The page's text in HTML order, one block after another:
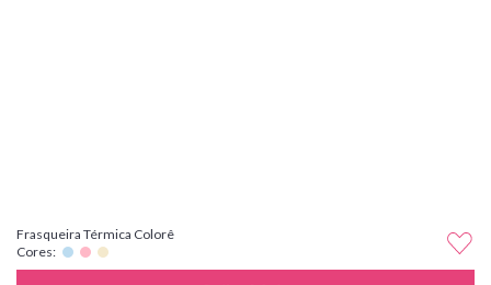
Frasqueira Térmica Colorê
Cores: